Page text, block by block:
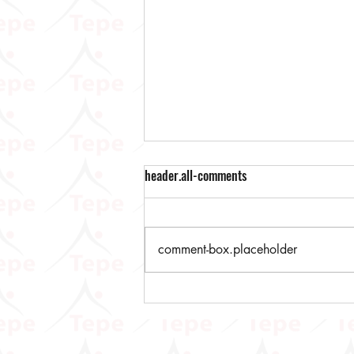
Dijital Vergi Dairesine Yeni
header.all-comments
comment-box.placeholder